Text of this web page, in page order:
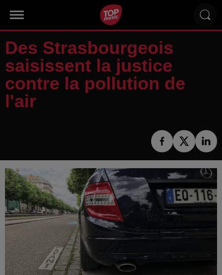
Des Strasbourgeois
saisissent la justice
contre la pollution de
l'air